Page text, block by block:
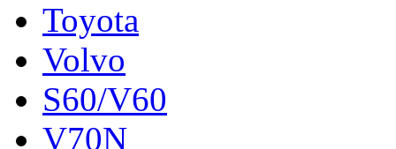
Toyota
Volvo
S60/V60
V70N